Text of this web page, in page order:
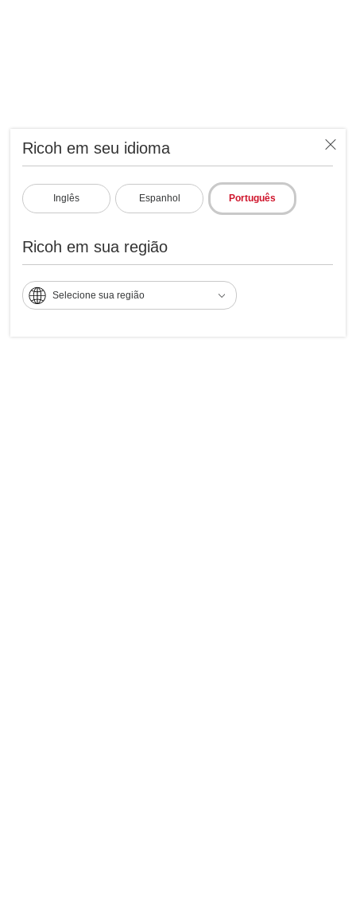
Ricoh em seu idioma
Inglês Espanhol Português
Ricoh em sua região
Selecione sua região